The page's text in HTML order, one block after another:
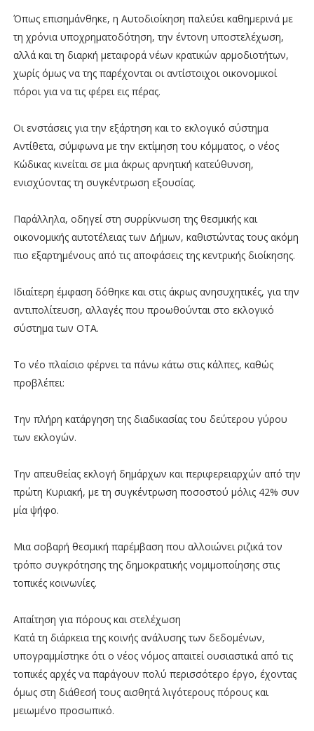
Όπως επισημάνθηκε, η Αυτοδιοίκηση παλεύει καθημερινά με
τη χρόνια υποχρηματοδότηση, την έντονη υποστελέχωση,
αλλά και τη διαρκή μεταφορά νέων κρατικών αρμοδιοτήτων,
χωρίς όμως να της παρέχονται οι αντίστοιχοι οικονομικοί
πόροι για να τις φέρει εις πέρας.
Οι ενστάσεις για την εξάρτηση και το εκλογικό σύστημα
Αντίθετα, σύμφωνα με την εκτίμηση του κόμματος, ο νέος
Κώδικας κινείται σε μια άκρως αρνητική κατεύθυνση,
ενισχύοντας τη συγκέντρωση εξουσίας.
Παράλληλα, οδηγεί στη συρρίκνωση της θεσμικής και
οικονομικής αυτοτέλειας των Δήμων, καθιστώντας τους ακόμη
πιο εξαρτημένους από τις αποφάσεις της κεντρικής διοίκησης.
Ιδιαίτερη έμφαση δόθηκε και στις άκρως ανησυχητικές, για την
αντιπολίτευση, αλλαγές που προωθούνται στο εκλογικό
σύστημα των ΟΤΑ.
Το νέο πλαίσιο φέρνει τα πάνω κάτω στις κάλπες, καθώς
προβλέπει:
Την πλήρη κατάργηση της διαδικασίας του δεύτερου γύρου
των εκλογών.
Την απευθείας εκλογή δημάρχων και περιφερειαρχών από την
πρώτη Κυριακή, με τη συγκέντρωση ποσοστού μόλις 42% συν
μία ψήφο.
Μια σοβαρή θεσμική παρέμβαση που αλλοιώνει ριζικά τον
τρόπο συγκρότησης της δημοκρατικής νομιμοποίησης στις
τοπικές κοινωνίες.
Απαίτηση για πόρους και στελέχωση
Κατά τη διάρκεια της κοινής ανάλυσης των δεδομένων,
υπογραμμίστηκε ότι ο νέος νόμος απαιτεί ουσιαστικά από τις
τοπικές αρχές να παράγουν πολύ περισσότερο έργο, έχοντας
όμως στη διάθεσή τους αισθητά λιγότερους πόρους και
μειωμένο προσωπικό.